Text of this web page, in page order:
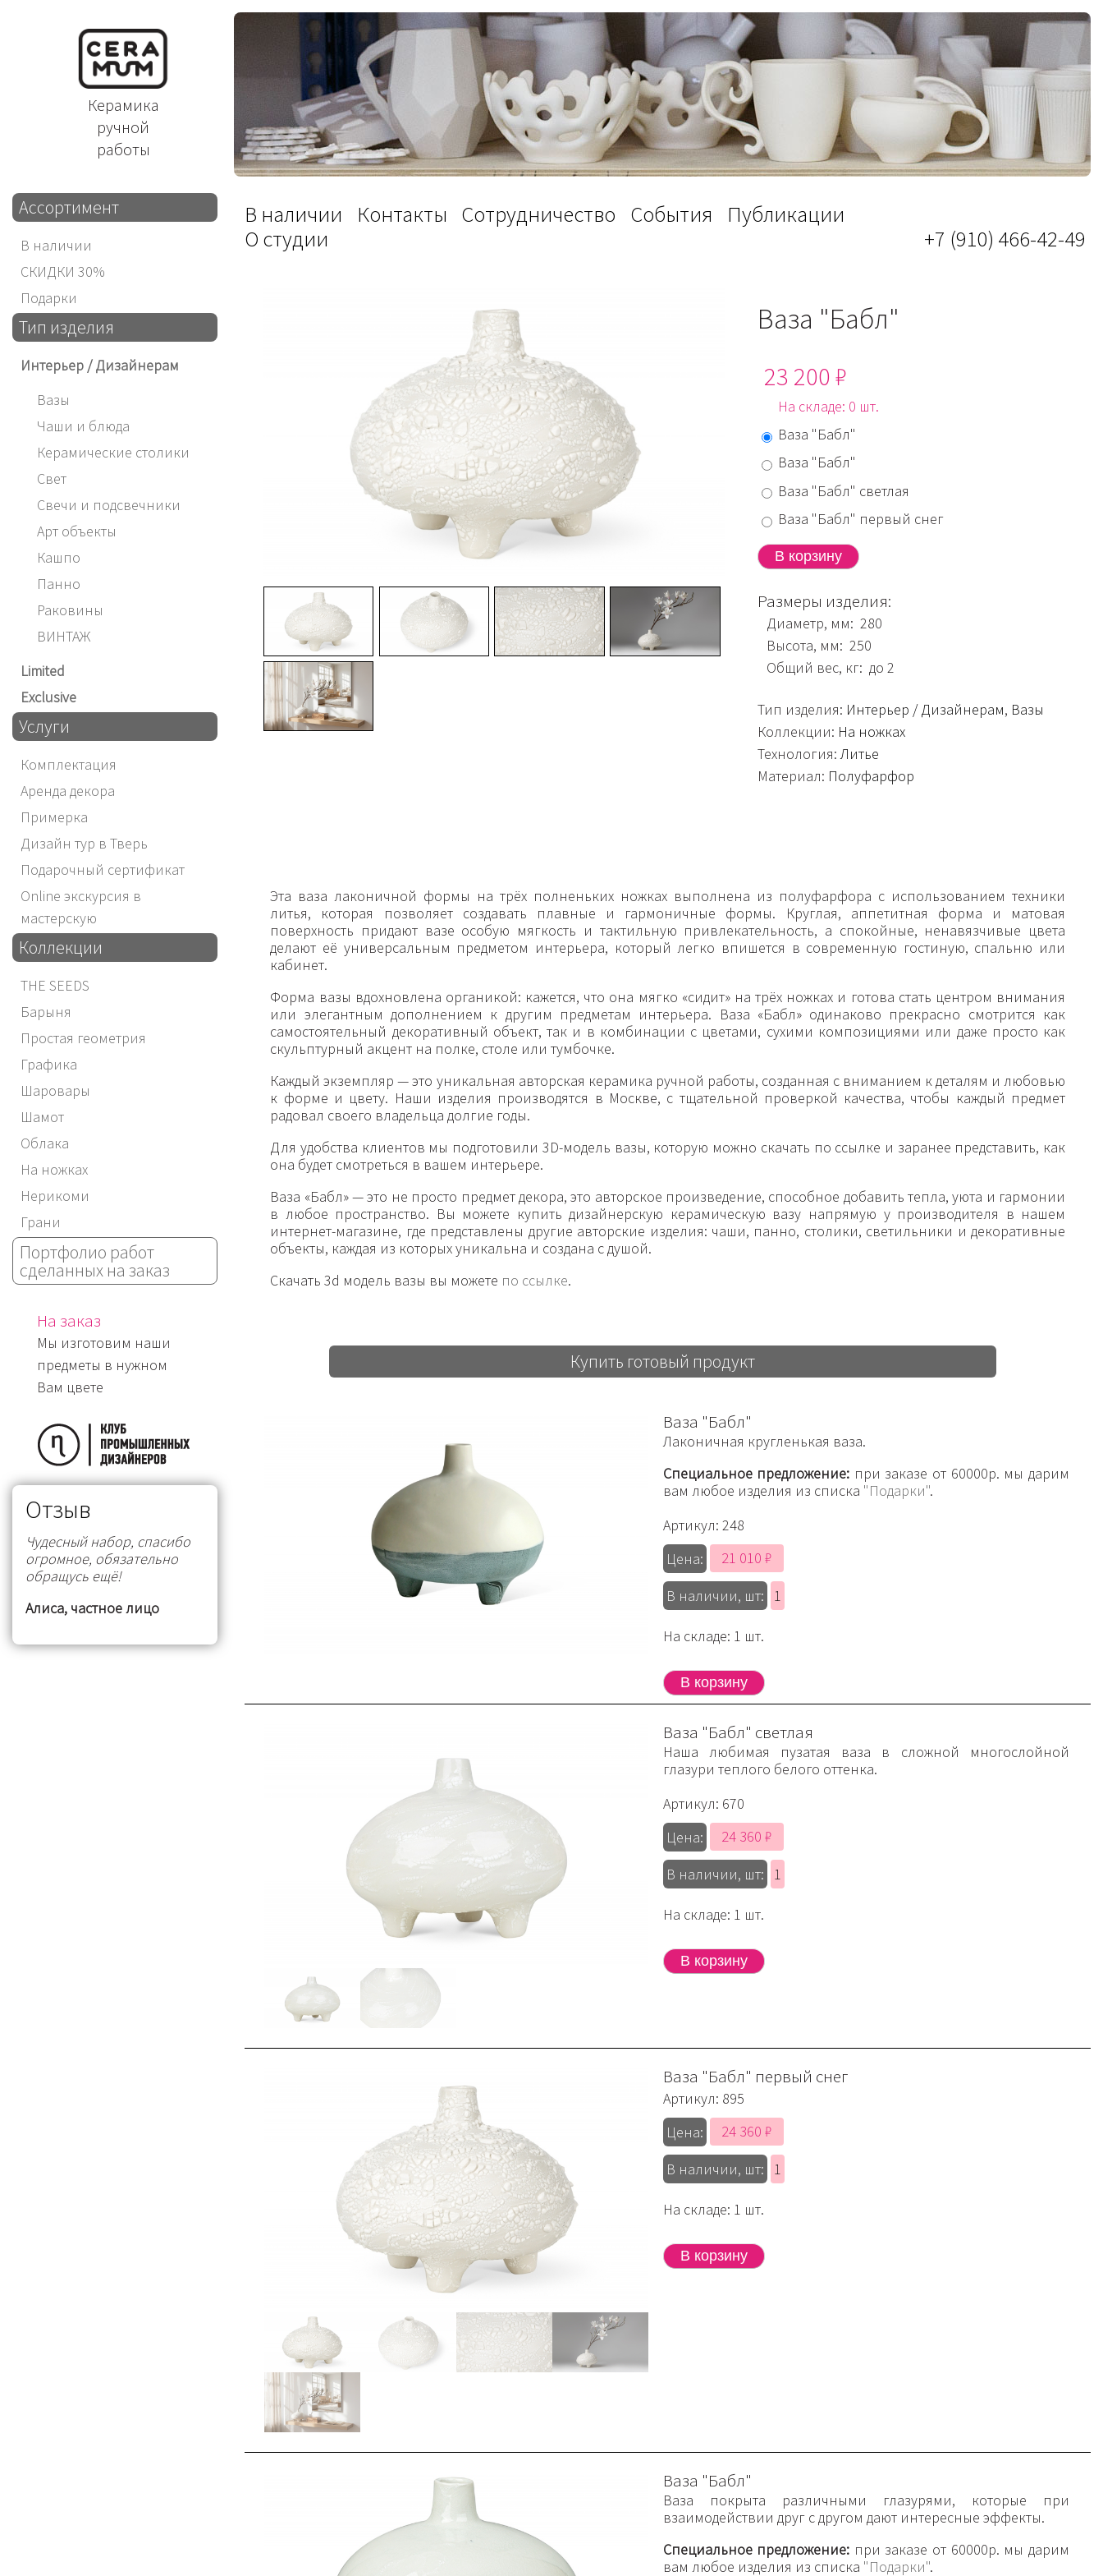
Керамика
ручной
работы
Ассортимент
В наличии
СКИДКИ 30%
Подарки
Тип изделия
Интерьер / Дизайнерам
Вазы
Чаши и блюда
Керамические столики
Свет
Свечи и подсвечники
Арт объекты
Кашпо
Панно
Раковины
ВИНТАЖ
Limited
Exclusive
Услуги
Комплектация
Аренда декора
Примерка
Дизайн тур в Тверь
Подарочный сертификат
Online экскурсия в
мастерскую
Коллекции
THE SEEDS
Барыня
Простая геометрия
Графика
Шаровары
Шамот
Облака
На ножках
Нерикоми
Грани
Портфолио работ
сделанных на заказ
На заказ
Мы изготовим наши
предметы в нужном
Вам цвете
Отзыв
Чудесный набор, спасибо
огромное, обязательно
обращусь ещё!
Алиса, частное лицо
В наличии Контакты Сотрудничество События
Публикации
О студии
+7 (910) 466-42-49
Ваза "Бабл"
23 200 ₽
На складе: 0 шт.
Ваза "Бабл"
Ваза "Бабл"
Ваза "Бабл" светлая
Ваза "Бабл" первый снег
Размеры изделия:
Диаметр, мм: 280
Высота, мм: 250
Общий вес, кг: до 2
Тип изделия: Интерьер / Дизайнерам, Вазы
Коллекции: На ножках
Технология: Литье
Материал: Полуфарфор
Эта ваза лаконичной формы на трёх полненьких ножках выполнена из полуфарфора с использованием техники
литья, которая позволяет создавать плавные и гармоничные формы. Круглая, аппетитная форма и матовая
поверхность придают вазе особую мягкость и тактильную привлекательность, а спокойные, ненавязчивые цвета
делают её универсальным предметом интерьера, который легко впишется в современную гостиную, спальню или
кабинет.
Форма вазы вдохновлена органикой: кажется, что она мягко «сидит» на трёх ножках и готова стать центром внимания
или элегантным дополнением к другим предметам интерьера. Ваза «Бабл» одинаково прекрасно смотрится как
самостоятельный декоративный объект, так и в комбинации с цветами, сухими композициями или даже просто как
скульптурный акцент на полке, столе или тумбочке.
Каждый экземпляр — это уникальная авторская керамика ручной работы, созданная с вниманием к деталям и любовью
к форме и цвету. Наши изделия производятся в Москве, с тщательной проверкой качества, чтобы каждый предмет
радовал своего владельца долгие годы.
Для удобства клиентов мы подготовили 3D-модель вазы, которую можно скачать по ссылке и заранее представить, как
она будет смотреться в вашем интерьере.
Ваза «Бабл» — это не просто предмет декора, это авторское произведение, способное добавить тепла, уюта и гармонии
в любое пространство. Вы можете купить дизайнерскую керамическую вазу напрямую у производителя в нашем
интернет-магазине, где представлены другие авторские изделия: чаши, панно, столики, светильники и декоративные
объекты, каждая из которых уникальна и создана с душой.
Скачать 3d модель вазы вы можете по ссылке.
Купить готовый продукт
Ваза "Бабл"
Лаконичная кругленькая ваза.
Специальное предложение: при заказе от 60000р. мы дарим
вам любое изделия из списка "Подарки".
Артикул: 248
Цена:
21 010 ₽
В наличии, шт:
1
На складе: 1 шт.
Ваза "Бабл" светлая
Наша любимая пузатая ваза в сложной многослойной
глазури теплого белого оттенка.
Артикул: 670
Цена:
24 360 ₽
В наличии, шт:
1
На складе: 1 шт.
Ваза "Бабл" первый снег
Артикул: 895
Цена:
24 360 ₽
В наличии, шт:
1
На складе: 1 шт.
Ваза "Бабл"
Ваза покрыта различными глазурями, которые при
взаимодействии друг с другом дают интересные эффекты.
Специальное предложение: при заказе от 60000р. мы дарим
вам любое изделия из списка "Подарки".